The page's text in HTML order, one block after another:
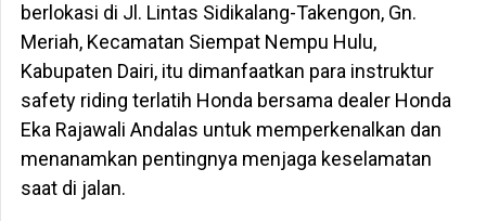
berlokasi di Jl. Lintas Sidikalang-Takengon, Gn.
Meriah, Kecamatan Siempat Nempu Hulu,
Kabupaten Dairi, itu dimanfaatkan para instruktur
safety riding terlatih Honda bersama dealer Honda
Eka Rajawali Andalas untuk memperkenalkan dan
menanamkan pentingnya menjaga keselamatan
saat di jalan.